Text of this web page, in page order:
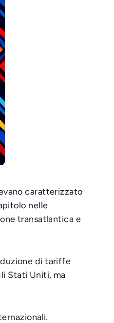
caratterizzato
nelle
transatlantica e
di tariffe
Stati Uniti, ma